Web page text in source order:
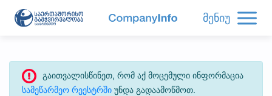
მენიუ
გაითვალისწინეთ, რომ აქ მოცემული ინფორმაცია
სამეწარმეო რეესტრში უნდა გადაამოწმოთ.